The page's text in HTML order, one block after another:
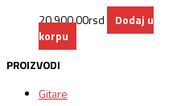
20.900,00rsd
Dodaj u
korpu
PROIZVODI
Gitare